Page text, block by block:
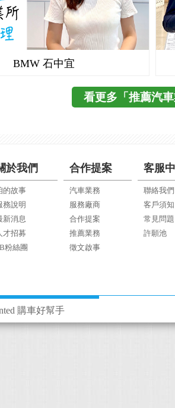
BMW 石中宜
看更多「推薦汽
於我們
的故事
務說明
新消息
才招募
粉絲團
合作提案
汽車業務
服務廠商
合作提案
推薦業務
徵文啟事
客服
聯絡我們
客戶須知
常見問題
許願池
購車好幫手